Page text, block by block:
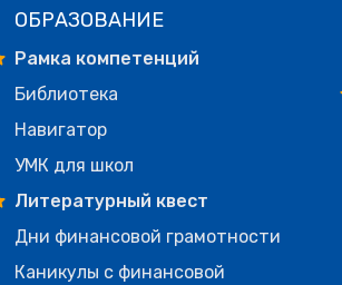
ОБРАЗОВАНИЕ
Рамка компетенций
Библиотека
Навигатор
УМК для школ
Литературный квест
Дни финансовой грамотности
Каникулы с финансовой